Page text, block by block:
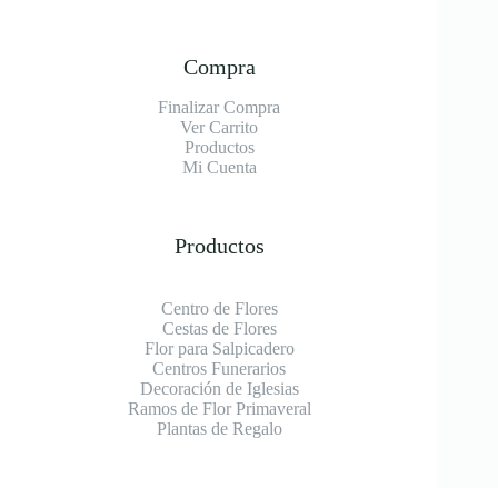
Compra
Finalizar Compra
Ver Carrito
Productos
Mi Cuenta
Productos
Centro de Flores
Cestas de Flores
Flor para Salpicadero
Centros Funerarios
Decoración de Iglesias
Ramos de Flor Primaveral
Plantas de Regalo